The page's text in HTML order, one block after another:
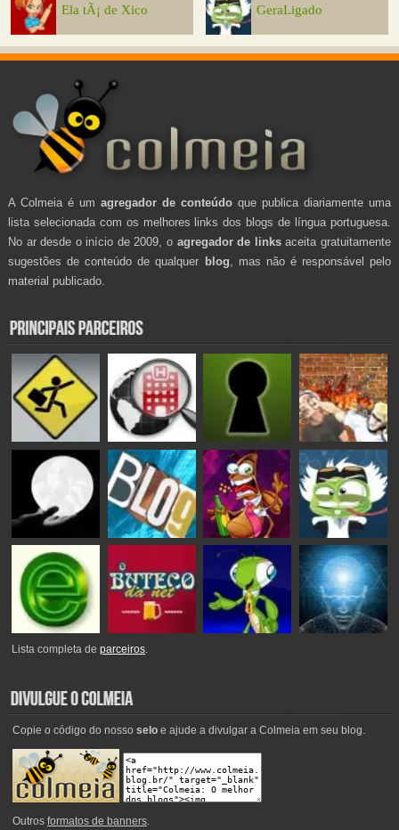
Ela tÃ¡ de Xico GeraLigado
A Colmeia é um agregador de conteúdo que publica diariamente uma
lista selecionada com os melhores links dos blogs de língua portuguesa.
No ar desde o início de 2009, o agregador de linksaceita gratuitamente
sugestões de conteúdo de qualquer blog , mas não é responsável pelo
material publicado.
Lista completa deparceiros.
Copie o código do nosso seloe ajude a divulgar a Colmeia em seu blog.
Outros formatos de banners.